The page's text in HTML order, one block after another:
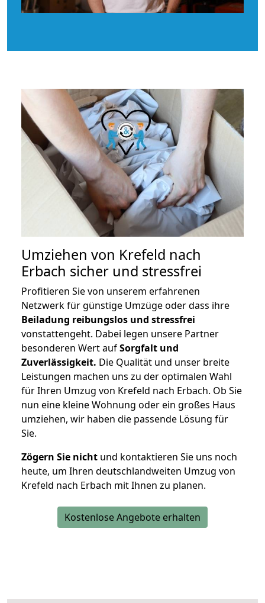
Umziehen von Krefeld nach
Erbach sicher und stressfrei
Profitieren Sie von unserem erfahrenen
Netzwerk für günstige Umzüge oder dass ihre
Beiladung reibungslos und stressfrei
vonstattengeht. Dabei legen unsere Partner
besonderen Wert aufSorgfalt und
Zuverlässigkeit. Die Qualität und unser breite
Leistungen machen uns zu der optimalen Wahl
für Ihren Umzug von Krefeld nach Erbach. Ob Sie
nun eine kleine Wohnung oder ein großes Haus
umziehen, wir haben die passende Lösung für
Sie.
Zögern Sie nicht und kontaktieren Sie uns noch
heute, um Ihren deutschlandweiten Umzug von
Krefeld nach Erbach mit Ihnen zu planen.
Kostenlose Angebote erhalten